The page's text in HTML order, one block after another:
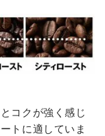
コクが強く感じ
トに適していま